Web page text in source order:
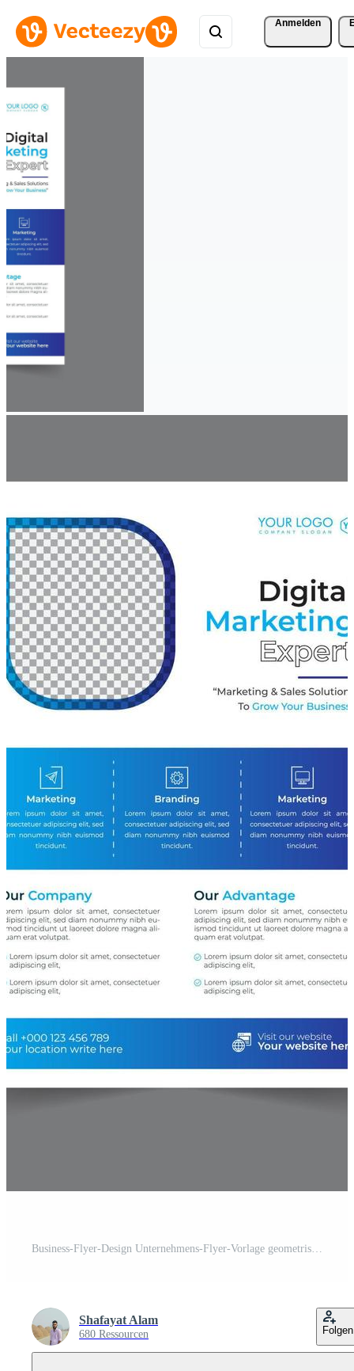
Anmelden
Business-Flyer-Design Unternehmens-Flyer-Vorlage geometrische Form Poster-Design Broschüre Farbverlauf abstrakt Magazin Hintergrund Platz für Foto Pro Vektor
Shafayat Alam
680 Ressourcen Folgen